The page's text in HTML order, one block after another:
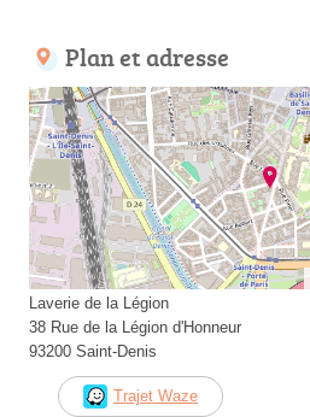
Plan et adresse
Laverie de la Légion
38 Rue de la Légion d'Honneur
93200 Saint-Denis
Trajet Waze